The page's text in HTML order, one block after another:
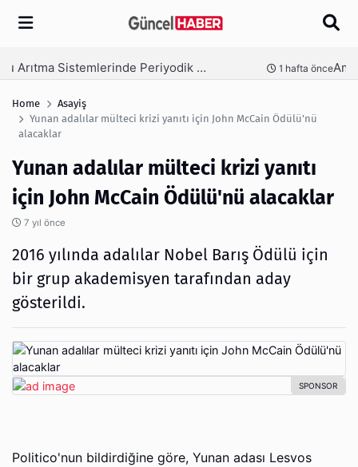
Arama 3 hafta önce
Home
Asayiş
Yunan adalılar mülteci krizi yanıtı için John McCain Ödülü'nü
alacaklar
Yunan adalılar mülteci krizi yanıtı
için John McCain Ödülü'nü alacaklar
7 yıl önce
2016 yılında adalılar Nobel Barış Ödülü için
bir grup akademisyen tarafından aday
gösterildi.
Politico'nun bildirdiğine göre, Yunan adası Lesvos